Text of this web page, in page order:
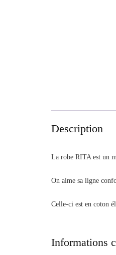
Description
La robe RITA est un
On aime sa ligne
Celle-ci est en coton
Informations